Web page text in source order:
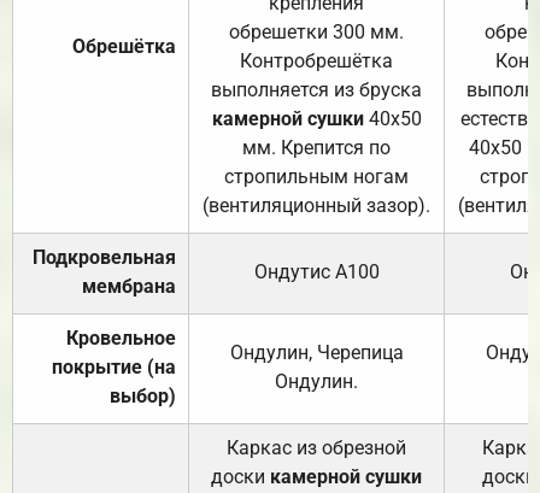
Обрешётка
обрешетки 300 мм.
Контробрешётка
выполняется из бруска
камерной сушки40х50
мм. Крепится по
стропильным ногам
(вентиляционный зазор).
40х50
Подкровельная
мембрана
Ондутис А100
Кровельное
покрытие (на
выбор)
Ондулин, Черепица
Ондулин.
Каркас из обрезной
доски камерной сушки
доски